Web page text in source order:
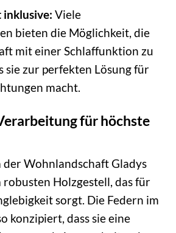
Viele
bieten die Möglichkeit, die
mit einer Schlaffunktion zu
sie zur perfekten Lösung für
macht.
für höchste
Wohnlandschaft Gladys
Holzgestell, das für
sorgt. Die Federn im
konzipiert, dass sie eine